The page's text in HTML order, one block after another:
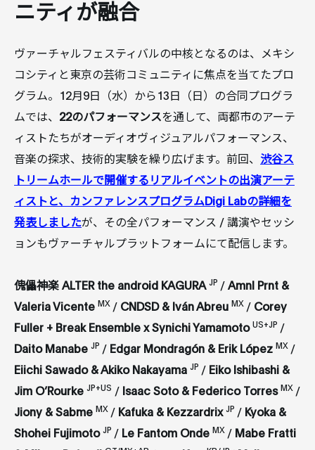
ニティが融合
ヴァーチャルフェスティバルの中核となるのは、メキシ
コシティと東京の芸術コミュニティに焦点を当てたプロ
グラム。12月9日（水）から13日（日）の合同プログラ
ムでは、 22のパフォーマンスを通して、両都市のアーテ
ィストたちがオーディオヴィジュアルパフォーマンス、
音楽の探求、技術的実験を繰り広げます。前回、 渋谷ス
トリームホールで開催するリアルイベントの出演アーテ
ィストと、カンファレンスプログラムDigi Labの詳細を
発表しましたが、その全パフォーマンス / 講演やセッシ
ョンもヴァーチャルプラットフォームにて配信します。
傀儡神楽 ALTER the android KAGURA JP /Amnl Prnt &
Valeria Vicente MX / CNDSD & Iván Abreu MX / Corey
Fuller + Break Ensemble x Synichi Yamamoto US+JP /
Daito Manabe JP / Edgar Mondragón & Erik López MX /
Eiichi Sawado & Akiko Nakayama JP / Eiko Ishibashi &
Jim O’Rourke JP+US / Isaac Soto & Federico Torres MX /
Jiony & Sabme MX / Kafuka & Kezzardrix JP / Kyoka &
Shohei Fujimoto JP / Le Fantom Onde MX / Mabe Fratti